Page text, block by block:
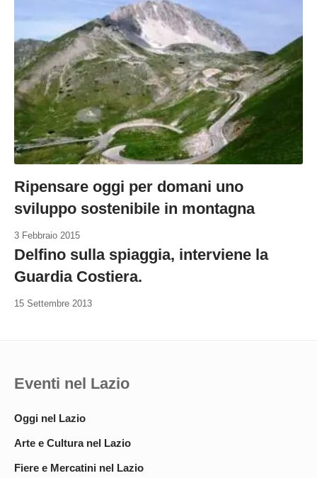
Ripensare oggi per domani uno
sviluppo sostenibile in montagna
3 Febbraio 2015
Delfino sulla spiaggia, interviene la
Guardia Costiera.
15 Settembre 2013
Eventi nel Lazio
Oggi nel Lazio
Arte e Cultura nel Lazio
Fiere e Mercatini nel Lazio